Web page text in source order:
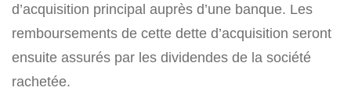
d’acquisition principal auprès d’une banque. Les
remboursements de cette dette d’acquisition seront
ensuite assurés par les dividendes de la société
rachetée.